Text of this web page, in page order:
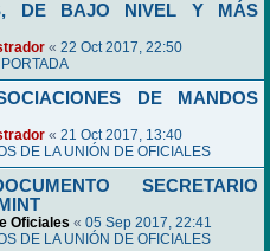
DE BAJO NIVEL Y MÁS
« 22 Oct 2017, 22:50
DE MANDOS
« 21 Oct 2017, 13:40
DE LA UNIÓN DE OFICIALES
SECRETARIO
Oficiales « 05 Sep 2017, 22:41
DE LA UNIÓN DE OFICIALES